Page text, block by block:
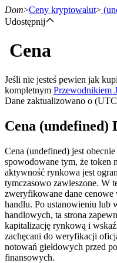
Kontrakty terminowe
Kontrakty terminowe
Kontrakty futures
Dom>Ceny kryptowalut>
Udostępnij
Cena
Jeśli nie jesteś pewien jak
kompletnym Przewodnikiem
Dane zaktualizowano o
Cena (undefined)
Cena (undefined) jest
spowodowane tym, że token
aktywność rynkowa jest
tymczasowo zawieszone. W
zweryfikowane dane
handlu. Po ustanowieniu
handlowych, ta strona
kapitalizację rynkową i
zachęcani do weryfikacji
notowań giełdowych przed
finansowych.